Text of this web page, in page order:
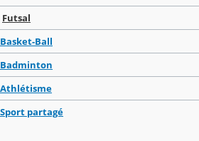
Futsal
Basket-Ball
Badminton
Athlétisme
Sport partagé